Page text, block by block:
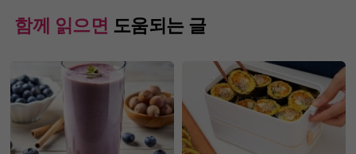
함께 읽으면 도움되는 글